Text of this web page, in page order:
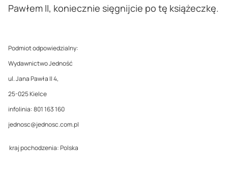
Pawłem II, koniecznie sięgnijcie po tę książeczkę.
Podmiot odpowiedzialny:
Wydawnictwo Jedność
ul. Jana Pawła II 4,
25-025 Kielce
infolinia: 801 163 160
jednosc@jednosc.com.pl
kraj pochodzenia: Polska